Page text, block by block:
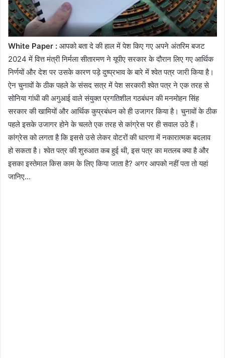
White Paper : आपको बता दे की हाल में पेश किए गए अपने अंतरिम बजट
2024 में वित्त मंत्री निर्मला सीतारमण ने यूपीए सरकार के दौरान लिए गए आर्थिक
निर्णयों और देश पर उसके कारण पड़े दुष्प्रभाव के बारे में श्वेत पत्र जारी किया है।
ऐन चुनावों के ठीक पहले के संसद सत्र में पेश सरकारी श्वेत पत्र ने एक तरह से
सोनिया गांधी की अगुआई वाले संयुक्त प्रगतिशील गठबंधन की मनमोहन सिंह
सरकार की खामियों और आर्थिक कुप्रबंधन को ही उजागर किया है। चुनावों के ठीक
पहले इसके उजागर होने के चलते एक तरह से कांग्रेस पर ही सवाल उठे हैं।
कांग्रेस को लगता है कि इससे उसे लेकर वोटरों की धारणा में नकारात्मक बदलाव
हो सकता है। श्वेत पत्र की शुरुआत कब हुई थी, इस पत्र का मतलब क्या है और
इसका इस्तेमाल किस काम के लिए किया जाता है? अगर आपको नहीं पता तो यहां
जानिए…